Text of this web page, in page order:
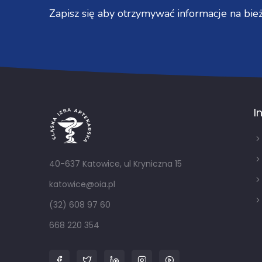
Zapisz się aby otrzymywać informacje na
40-637 Katowice, ul Kryniczna 15
katowice@oia.pl
(32) 608 97 60
668 220 354